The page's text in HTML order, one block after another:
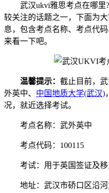
武汉ukvi雅思考点在哪里?
较关注的话题之一，下面为
息，包含考点名称、考点代
来看一下吧。
温馨提示： 截止目前，
外英中、 中国地质大学(武汉)
况，就近选择考试。
考点名称：武外英中
考点代码：100115
考试：用于英国签证及移
地址：武汉市硚口区沿河